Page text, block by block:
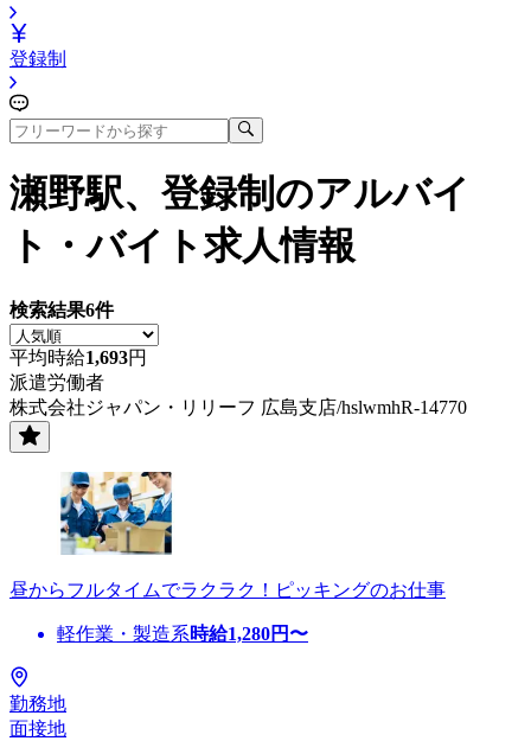
登録制
瀬野駅、登録制 のアルバイ
ト・バイト求人情報
検索結果6件
平均時給1,693円
派遣労働者
株式会社ジャパン・リリーフ 広島支店/hslwmhR-14770
昼からフルタイムでラクラク！ピッキングのお仕事
軽作業・製造系時給1,280円〜
勤務地
面接地